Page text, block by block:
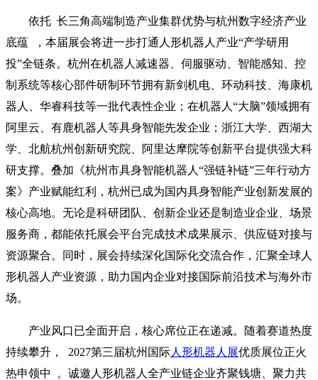
依托 长三角高端制造产业集群优势与杭州数字经济产业
底蕴 ，本届展会将进一步打通人形机器人产业“产学研用
投”全链条。杭州在机器人减速器、伺服驱动、智能感知、控
制系统等核心部件研制环节拥有新剑机电、环动科技、海康机
器人、华睿科技等一批代表性企业；在机器人“大脑”领域拥有
阿里云、有鹿机器人等具身智能先发企业；浙江大学、西湖大
学、北航杭州创新研究院、阿里达摩院等创新平台提供强大科
研支撑。叠加《杭州市具身智能机器人“强链补链”三年行动方
案》产业赋能红利，杭州已成为国内具身智能产业创新发展的
核心高地。无论是科研团队、创新企业还是制造业企业、场景
服务商，都能依托展会平台完成技术成果展示、供应链对接与
资源聚合。同时，展会持续深化国际化交流合作，汇聚全球人
形机器人产业资源，助力国内企业对接国际前沿技术与海外市
场。
产业风口已全面开启，核心席位正在递减。随着赛道热度
持续攀升， 2027第三届杭州国际人形机器人展优质展位正火
热申领中 。诚邀人形机器人全产业链企业齐聚钱塘、聚力共